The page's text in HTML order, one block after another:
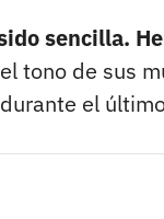
sencilla.
tono de sus
el